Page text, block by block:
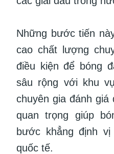
Những bước tiến
cao chất lượng
điều kiện để bóng
sâu rộng với khu
chuyên gia đánh giá
quan trọng giúp
bước khẳng định
quốc tế.